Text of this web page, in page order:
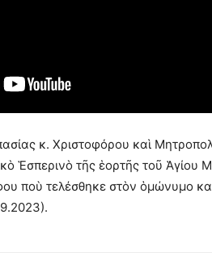
κ. Χριστοφόρου καὶ
Ἑσπερινὸ τῆς ἑορτῆς τοῦ Ἁγίου
ποὺ τελέσθηκε στὸν ὁμώνυμο